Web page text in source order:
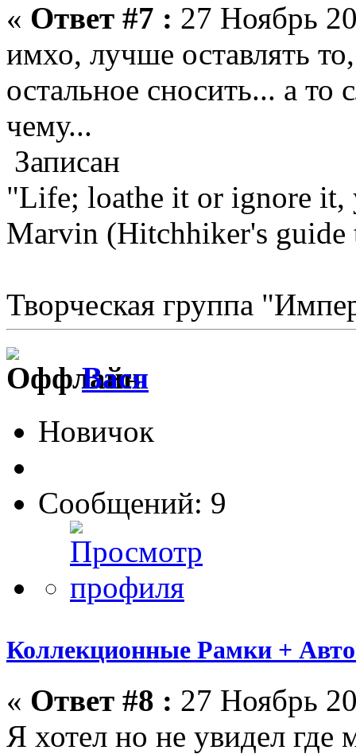
« Ответ #7 : 27 Ноябрь
имхо, лучше оставлять
остальное сносить... а то
чему...
Записан
"Life; loathe it or ignore
Marvin (Hitchhiker's guide
Творческая группа
Вася
Новичок
Сообщений: 9
Коллекционные Рамки +
« Ответ #8 : 27 Ноябрь
Я хотел но не увидел где